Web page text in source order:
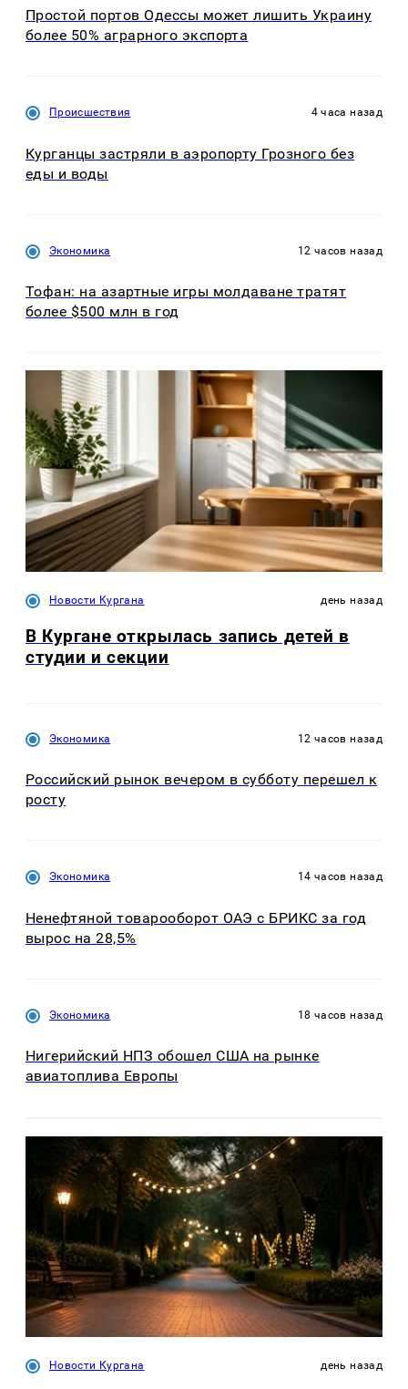
Простой портов Одессы может лишить Украину
более 50% аграрного экспорта
Происшествия 4 часа назад
Курганцы застряли в аэропорту Грозного без
еды и воды
Экономика 12 часов назад
Тофан: на азартные игры молдаване тратят
более $500 млн в год
Новости Кургана день назад
В Кургане открылась запись детей в
студии и секции
Экономика 12 часов назад
Российский рынок вечером в субботу перешел к
росту
Экономика 14 часов назад
Ненефтяной товарооборот ОАЭ с БРИКС за год
вырос на 28,5%
Экономика 18 часов назад
Нигерийский НПЗ обошел США на рынке
авиатоплива Европы
Новости Кургана день назад